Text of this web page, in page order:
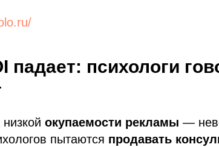
падает: психологи
окупаемости рекламы —
пытаются продавать